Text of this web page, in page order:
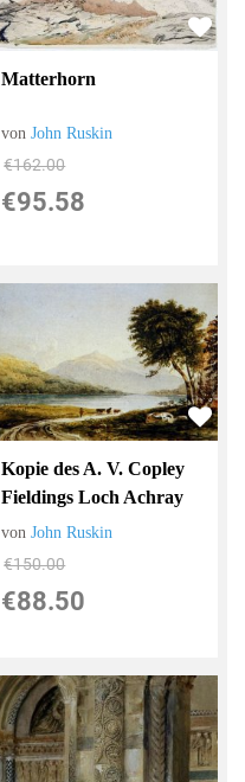
Matterhorn
vonJohn Ruskin
€162.00
€95.58
Kopie des A. V. Copley
Fieldings Loch Achray
vonJohn Ruskin
€150.00
€88.50